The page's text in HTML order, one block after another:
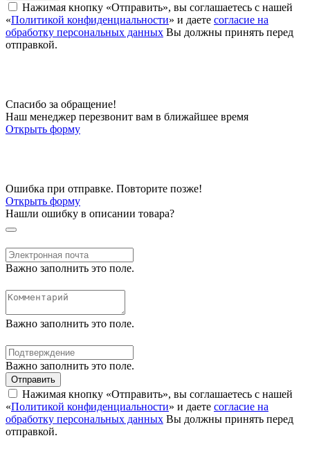
Нажимая кнопку «Отправить», вы соглашаетесь с нашей
«Политикой конфиденциальности» и даете согласие на
обработку персональных данных Вы должны принять перед
отправкой.
Спасибо за обращение!
Наш менеджер перезвонит вам в ближайшее время
Открыть форму
Ошибка при отправке. Повторите позже!
Открыть форму
Нашли ошибку в описании товара?
Важно заполнить это поле.
Важно заполнить это поле.
Важно заполнить это поле.
Отправить
Нажимая кнопку «Отправить», вы соглашаетесь с нашей
«Политикой конфиденциальности» и даете согласие на
обработку персональных данных Вы должны принять перед
отправкой.